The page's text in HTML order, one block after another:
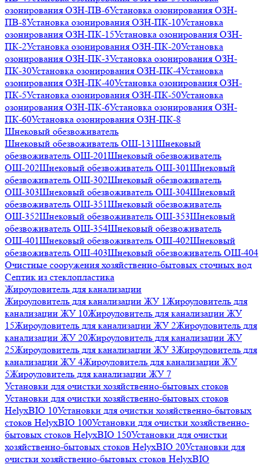
озонирования ОЗН-ПВ-6Установка озонирования ОЗН-
ПВ-8Установка озонирования ОЗН-ПК-10Установка
озонирования ОЗН-ПК-15Установка озонирования ОЗН-
ПК-2Установка озонирования ОЗН-ПК-20Установка
озонирования ОЗН-ПК-3Установка озонирования ОЗН-
ПК-30Установка озонирования ОЗН-ПК-4Установка
озонирования ОЗН-ПК-40Установка озонирования ОЗН-
ПК-5Установка озонирования ОЗН-ПК-50Установка
озонирования ОЗН-ПК-6Установка озонирования ОЗН-
ПК-60Установка озонирования ОЗН-ПК-8
Шнековый обезвоживатель
Шнековый обезвоживатель ОШ-131Шнековый
обезвоживатель ОШ-201Шнековый обезвоживатель
ОШ-202Шнековый обезвоживатель ОШ-301Шнековый
обезвоживатель ОШ-302Шнековый обезвоживатель
ОШ-303Шнековый обезвоживатель ОШ-304Шнековый
обезвоживатель ОШ-351Шнековый обезвоживатель
ОШ-352Шнековый обезвоживатель ОШ-353Шнековый
обезвоживатель ОШ-354Шнековый обезвоживатель
ОШ-401Шнековый обезвоживатель ОШ-402Шнековый
обезвоживатель ОШ-403Шнековый обезвоживатель ОШ-404
Очистные сооружения хозяйственно-бытовых сточных вод
Септик из стеклопластика
Жироуловитель для канализации
Жироуловитель для канализации ЖУ 1Жироуловитель для
канализации ЖУ 10Жироуловитель для канализации ЖУ
15Жироуловитель для канализации ЖУ 2Жироуловитель для
канализации ЖУ 20Жироуловитель для канализации ЖУ
25Жироуловитель для канализации ЖУ 3Жироуловитель для
канализации ЖУ 4Жироуловитель для канализации ЖУ
5Жироуловитель для канализации ЖУ 7
Установки для очистки хозяйственно-бытовых стоков
Установки для очистки хозяйственно-бытовых стоков
HelyxBIO 10Установки для очистки хозяйственно-бытовых
стоков HelyxBIO 100Установки для очистки хозяйственно-
бытовых стоков HelyxBIO 150Установки для очистки
хозяйственно-бытовых стоков HelyxBIO 20Установки для
очистки хозяйственно-бытовых стоков HelyxBIO